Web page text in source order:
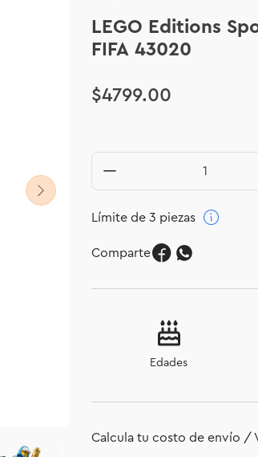
LEGO Editions
FIFA 43020
$4799.00
Límite de 3 piezas
Comparte
Edades